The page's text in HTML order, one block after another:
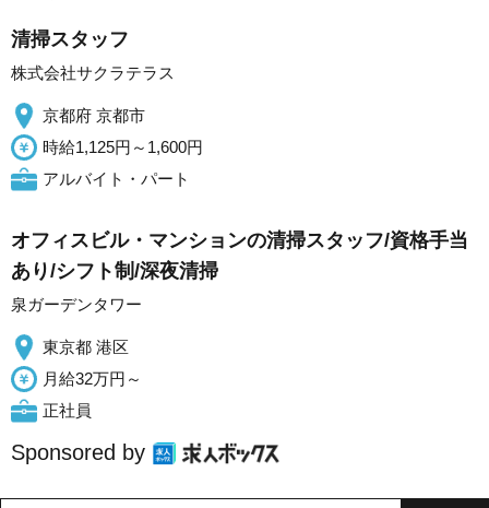
清掃スタッフ
株式会社サクラテラス
京都府 京都市
時給1,125円～1,600円
アルバイト・パート
オフィスビル・マンションの清掃スタッフ/資格手当
あり/シフト制/深夜清掃
泉ガーデンタワー
東京都 港区
月給32万円～
正社員
Sponsored by